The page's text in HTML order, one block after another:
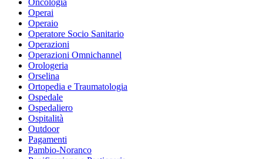
Oncologia
Operai
Operaio
Operatore Socio Sanitario
Operazioni
Operazioni Omnichannel
Orologeria
Orselina
Ortopedia e Traumatologia
Ospedale
Ospedaliero
Ospitalità
Outdoor
Pagamenti
Pambio-Noranco